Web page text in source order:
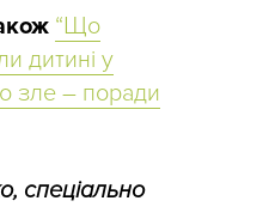
“Що
дитині у
зле – поради
спеціально